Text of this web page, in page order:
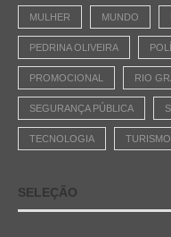
MULHER MUNDO
PEDRINA OLIVEIRA
PROMOCIONAL RIO
SEGURANÇA PÚBLICA
TECNOLOGIA TURISMO
SELEÇÃO